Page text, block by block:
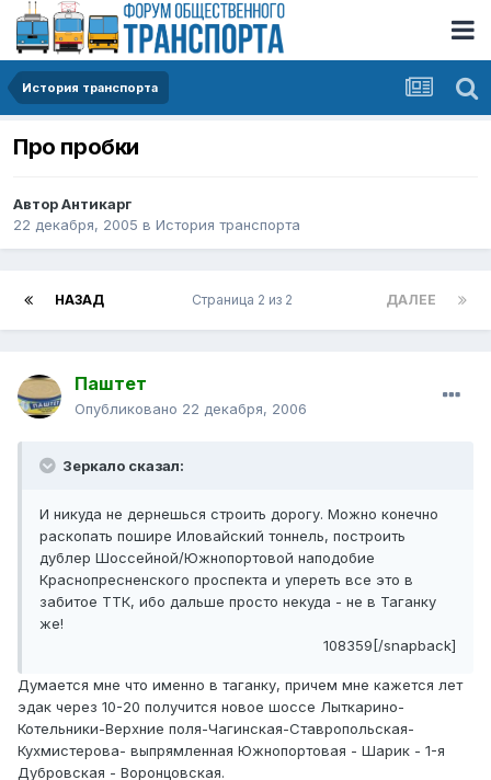
История транспорта
Про пробки
АвторАнтикарг
22 декабря, 2005 в История транспорта
НАЗАД ДАЛЕЕ
Страница 2 из 2
Паштет
Опубликовано 22 декабря, 2006
Зеркало сказал:
И никуда не дернешься строить дорогу. Можно конечно
раскопать пошире Иловайский тоннель, построить
дублер Шоссейной/Южнопортовой наподобие
Краснопресненского проспекта и упереть все это в
забитое ТТК, ибо дальше просто некуда - не в Таганку
же!
108359[/snapback]
Думается мне что именно в таганку, причем мне кажется лет
эдак через 10-20 получится новое шоссе Лыткарино-
Котельники-Верхние поля-Чагинская-Ставропольская-
Кухмистерова- выпрямленная Южнопортовая - Шарик - 1-я
Дубровская - Воронцовская.